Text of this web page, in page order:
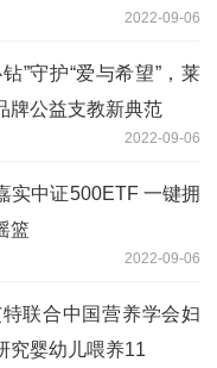
2022-09-06
”守护“爱与希望”，莱
牌公益支教新典范
2022-09-06
实中证500ETF 一键拥
篮
2022-09-06
联合中国营养学会妇
究婴幼儿喂养11